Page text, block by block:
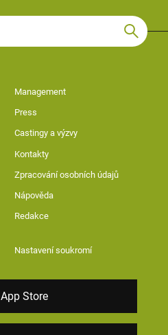
Management
Press
Castingy a výzvy
Kontakty
Zpracování osobních údajů
Nápověda
Redakce
Nastavení soukromí
App Store